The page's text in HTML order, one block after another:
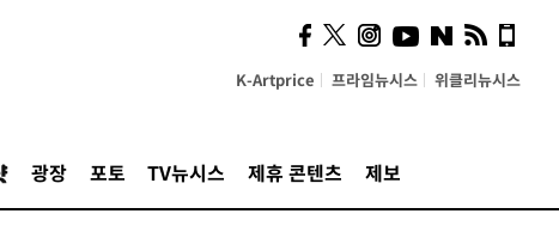
K-Artprice 프라임뉴시스 위클리뉴시스
광장 포토 TV뉴시스 제휴 콘텐츠 제보
사이 해답 찾았죠"…알을
깨고 나온 '초자아'